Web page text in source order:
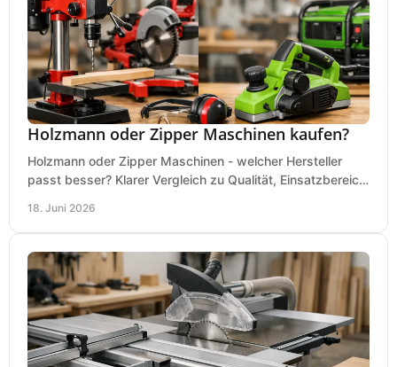
Holzmann oder Zipper Maschinen kaufen?
Holzmann oder Zipper Maschinen - welcher Hersteller
passt besser? Klarer Vergleich zu Qualität, Einsatzbereich,
18. Juni 2026